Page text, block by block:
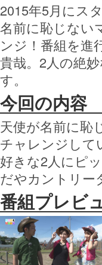
2015年5月にス
名前に恥じない
ンジ！番組を進
貴哉。2人の絶
す。
今回の内容
天使が名前に恥
チャレンジして
好きな2人にピ
だやカントリー
番組プレビ